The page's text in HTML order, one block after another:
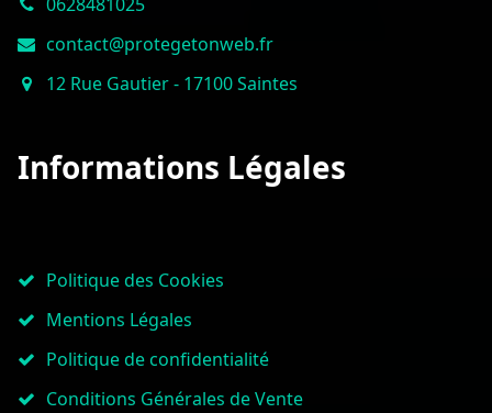
contact@protegetonweb.fr
12 Rue Gautier - 17100 Saintes
Informations Légales
Politique des Cookies
Mentions Légales
Politique de confidentialité
Conditions Générales de Vente